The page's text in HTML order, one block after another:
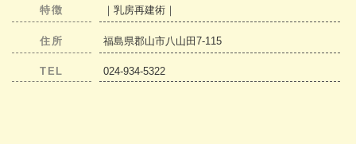
特徴 ｜乳房再建術｜
住所 福島県郡山市八山田7-115
TEL 024-934-5322